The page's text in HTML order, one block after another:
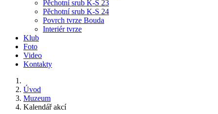
Pěchotní srub K-S 23
Pěchotní srub K-S 24
Povrch tvrze Bouda
Interiér tvrze
Klub
Foto
Video
Kontakty
Úvod
Muzeum
Kalendář akcí